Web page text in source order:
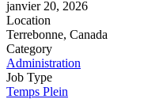
janvier 20, 2026
Location
Terrebonne, Canada
Category
Administration
Job Type
Temps Plein